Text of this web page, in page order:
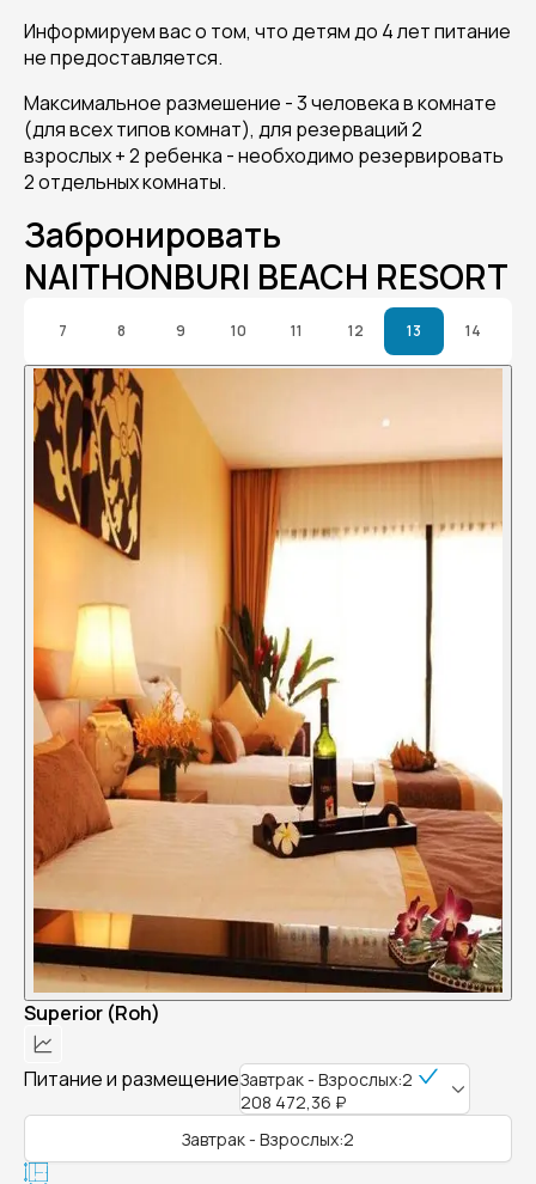
Информируем вас о том, что детям до 4 лет питание
не предоставляется.
Максимальное размешение - 3 человека в комнате
(для всех типов комнат), для резерваций 2
взрослых + 2 ребенка - необходимо резервировать
2 отдельных комнаты.
Забронировать
NAITHONBURI BEACH RESORT
7 8 9 10 11 12 13 14
Superior (Roh)
Питание и размещениеЗавтрак - Взрослых:2
208 472,36 ₽
Завтрак - Взрослых:2